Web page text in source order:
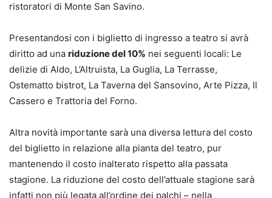
ristoratori di Monte San Savino.
Presentandosi con i biglietto di ingresso a teatro si avrà
diritto ad una riduzione del 10% nei seguenti locali: Le
delizie di Aldo, L’Altruista, La Guglia, La Terrasse,
Ostematto bistrot, La Taverna del Sansovino, Arte Pizza, Il
Cassero e Trattoria del Forno.
Altra novità importante sarà una diversa lettura del costo
del biglietto in relazione alla pianta del teatro, pur
mantenendo il costo inalterato rispetto alla passata
stagione. La riduzione del costo dell’attuale stagione sarà
infatti non più legata all’ordine dei palchi – nella